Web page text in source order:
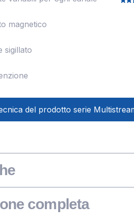
magnetico
sigillato
del prodotto serie
completa